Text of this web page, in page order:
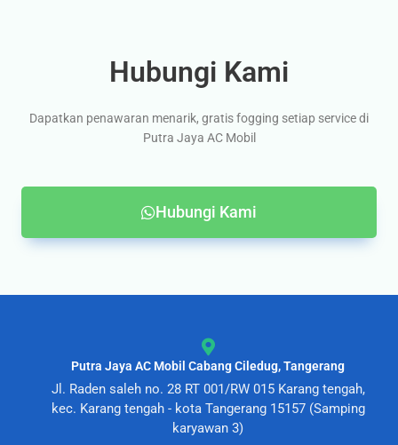
Hubungi Kami
Dapatkan penawaran menarik, gratis fogging setiap service di
Putra Jaya AC Mobil
Hubungi Kami
Putra Jaya AC Mobil Cabang Ciledug, Tangerang
Jl. Raden saleh no. 28 RT 001/RW 015 Karang tengah,
kec. Karang tengah - kota Tangerang 15157 (Samping
karyawan 3)